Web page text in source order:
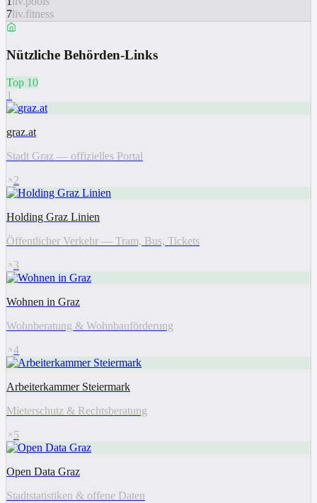
7liv.fitness
Nützliche Behörden-Links
Top 10
1
graz.at
Stadt Graz — offizielles Portal
2
Holding Graz Linien
Öffentlicher Verkehr — Tram, Bus, Tickets
3
Wohnen in Graz
Wohnberatung & Wohnbauförderung
4
Arbeiterkammer Steiermark
Mieterschutz & Rechtsberatung
5
Open Data Graz
Stadtstatistiken & offene Daten